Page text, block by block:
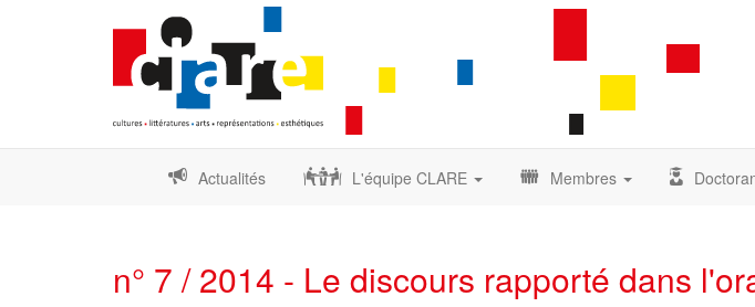
Actualités L'équipe CLARE Membres
n° 7 / 2014 - Le discours rapporté dans